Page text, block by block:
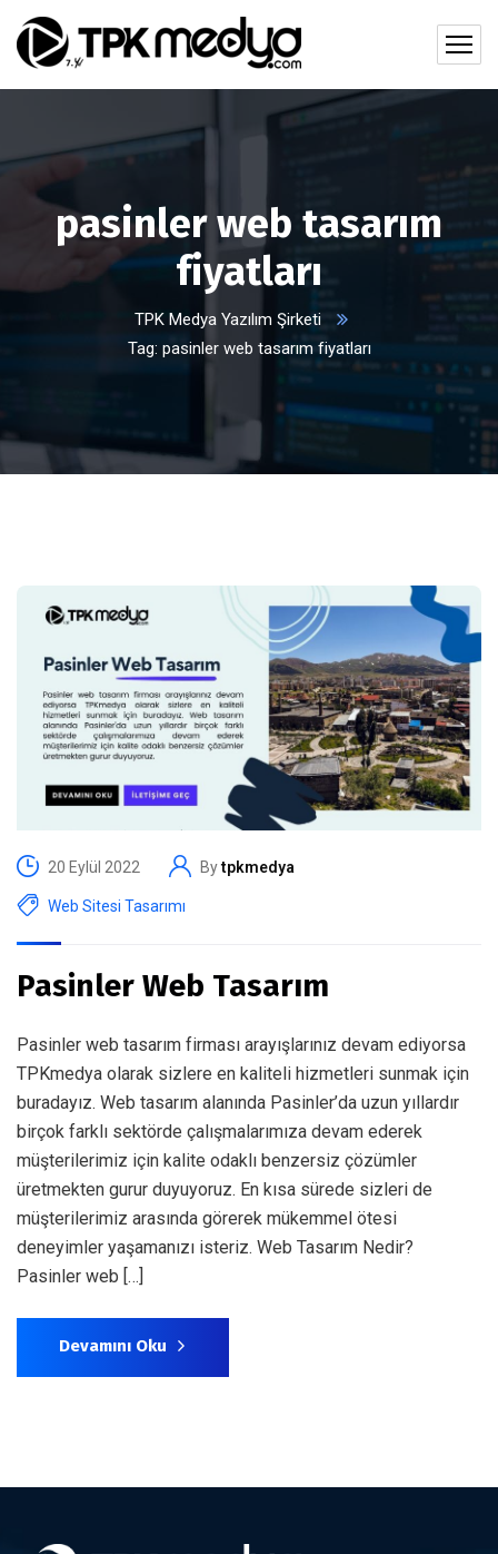
pasinler web tasarım
fiyatları
TPK Medya Yazılım Şirketi
Tag: pasinler web tasarım fiyatları
20 Eylül 2022 Bytpkmedya
Web Sitesi Tasarımı
Pasinler Web Tasarım
Pasinler web tasarım firması arayışlarınız devam ediyorsa
TPKmedya olarak sizlere en kaliteli hizmetleri sunmak için
buradayız. Web tasarım alanında Pasinler’da uzun yıllardır
birçok farklı sektörde çalışmalarımıza devam ederek
müşterilerimiz için kalite odaklı benzersiz çözümler
üretmekten gurur duyuyoruz. En kısa sürede sizleri de
müşterilerimiz arasında görerek mükemmel ötesi
deneyimler yaşamanızı isteriz. Web Tasarım Nedir?
Pasinler web […]
Devamını Oku